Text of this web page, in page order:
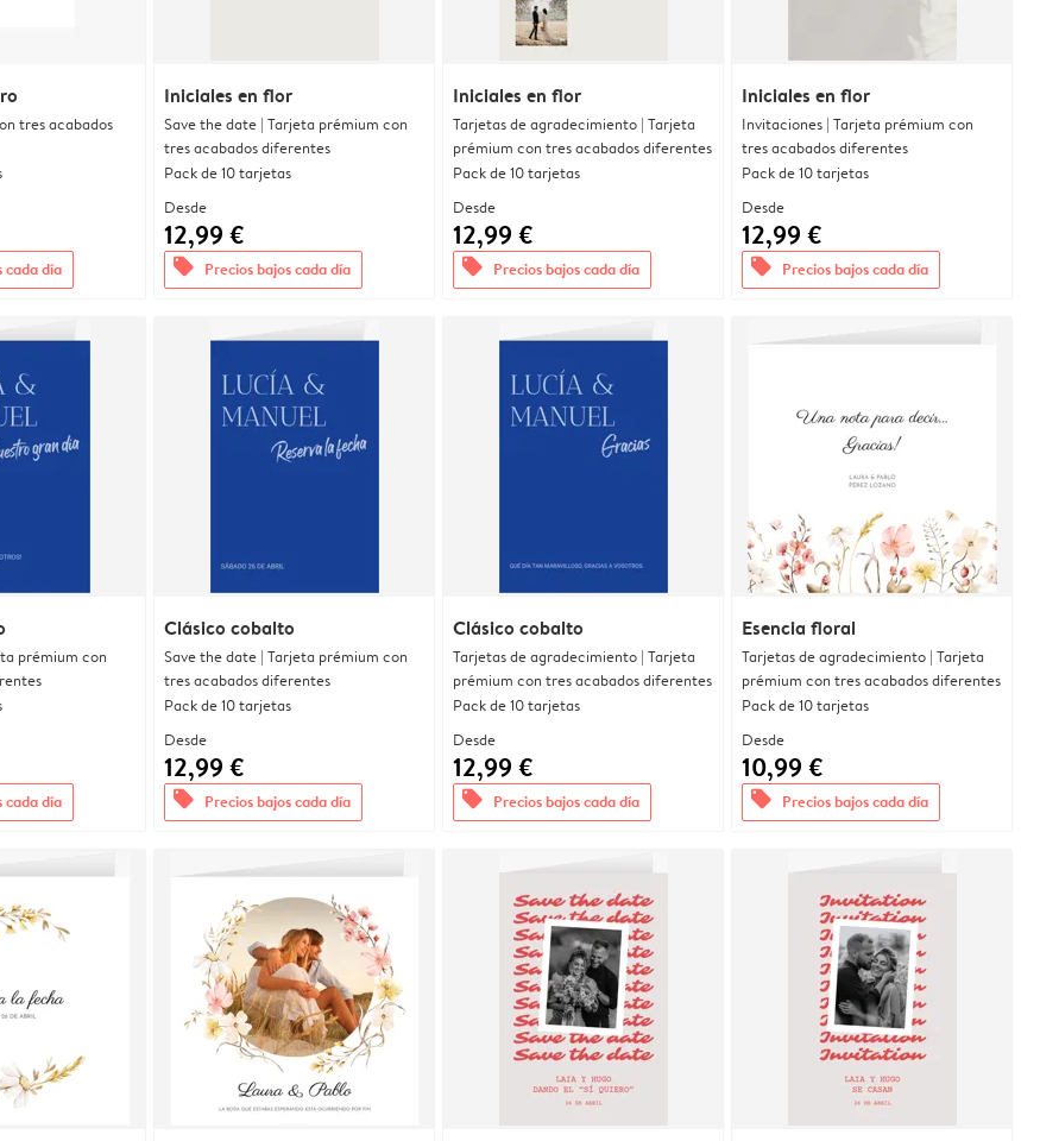
tres acabados
cada día
Iniciales en flor
Save the date | Tarjeta prémium con
tres acabados diferentes
Pack de 10 tarjetas
Desde
12,99 €
offers Precios bajos cada día
Iniciales en flor
Tarjetas de agradecimiento | Tarjeta
prémium con tres acabados diferentes
Pack de 10 tarjetas
Desde
12,99 €
offers Precios bajos cada día
Iniciales en flor
Invitaciones | Tarjeta prémium con
tres acabados diferentes
Pack de 10 tarjetas
Desde
12,99 €
offers Precios bajos cada día
prémium con
cada día
Clásico cobalto
Save the date | Tarjeta prémium con
tres acabados diferentes
Pack de 10 tarjetas
Desde
12,99 €
offers Precios bajos cada día
Clásico cobalto
Tarjetas de agradecimiento | Tarjeta
prémium con tres acabados diferentes
Pack de 10 tarjetas
Desde
12,99 €
offers Precios bajos cada día
Esencia floral
Tarjetas de agradecimiento | Tarjeta
prémium con tres acabados diferentes
Pack de 10 tarjetas
Desde
10,99 €
offers Precios bajos cada día